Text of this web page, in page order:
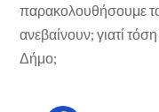
παρακολουθήσουμε τα
ανεβαίνουν; γιατί
Δήμο;